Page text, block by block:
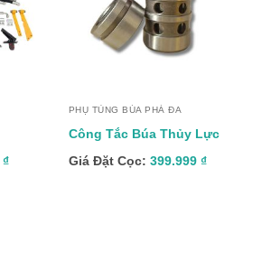
₫
PHỤ TÙNG BÚA PHÁ ĐA
Công Tắc Búa Thủy Lực
Giá Đặt Cọc: 399.999 ₫